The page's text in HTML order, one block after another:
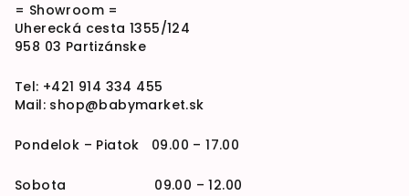
= Showroom =
Uherecká cesta 1355/124
958 03 Partizánske
Tel: +421 914 334 455
Mail: shop@babymarket.sk
Pondelok – Piatok 09.00 – 17.00
Sobota 09.00 – 12.00